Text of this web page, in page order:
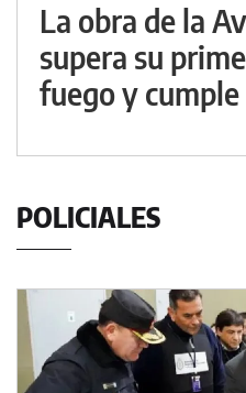
La obra de la
supera su
fuego y
POLICIALES